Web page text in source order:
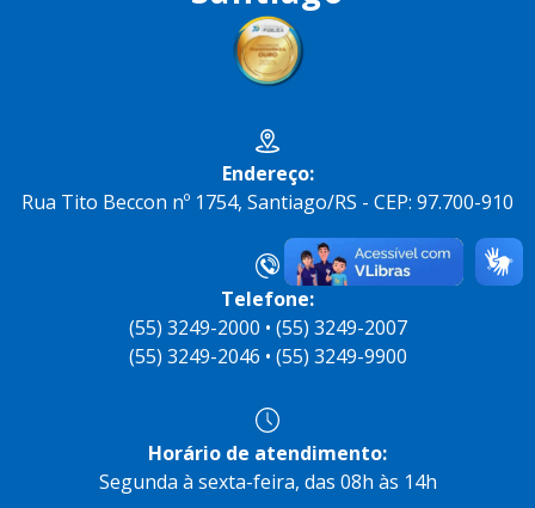
Endereço:
Rua Tito Beccon nº 1754, Santiago/RS - CEP: 97.700-910
Telefone:
(55) 3249-2000 • (55) 3249-2007
(55) 3249-2046 • (55) 3249-9900
Horário de atendimento:
Segunda à sexta-feira, das 08h às 14h